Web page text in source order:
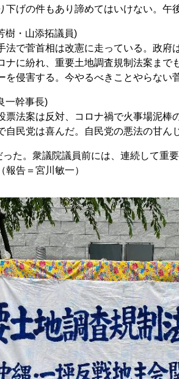
下げの件もあり諦めてはいけない。午
樹・山添拓議員)
で菅首相は改憲に走っている。政府
ナに紛れ、重要土地調査規制法案まで
を侵害する。今やるべきことやらない
一幹事長)
法案は反対、コロナ禍で火事場泥棒
自民党は喜んだ。自民党の悪法の甘ん
た。衆議院議員前には、連続して重
報告＝宮川敏一）